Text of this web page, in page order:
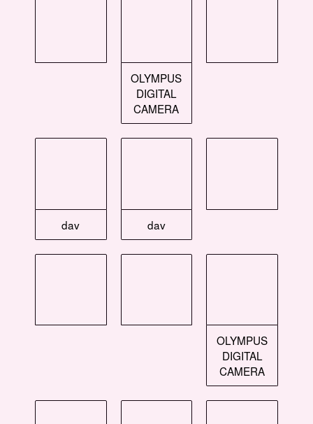
OLYMPUS
DIGITAL
CAMERA
dav dav
OLYMPUS
DIGITAL
CAMERA